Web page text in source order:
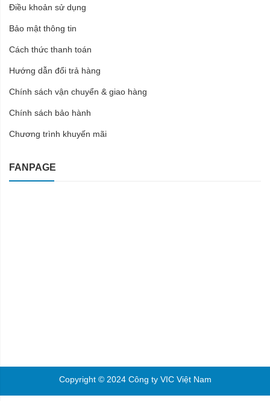
Điều khoản sử dụng
Bảo mật thông tin
Cách thức thanh toán
Hướng dẫn đổi trả hàng
Chính sách vận chuyển & giao hàng
Chính sách bảo hành
Chương trình khuyến mãi
FANPAGE
Copyright © 2024 Công ty VIC Việt Nam